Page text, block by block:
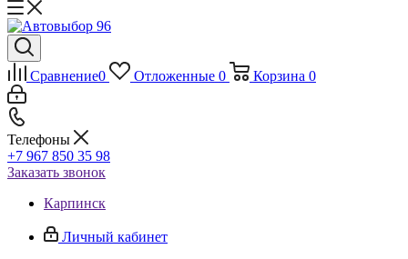
Сравнение0 Отложенные 0 Корзина 0
Телефоны
+7 967 850 35 98
Заказать звонок
Карпинск
Личный кабинет